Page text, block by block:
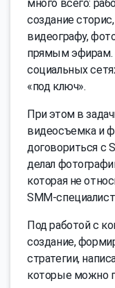
много всего:
создание
видеографу,
прямым эфирам.
социальных
«под ключ».
При этом в
видеосъемка и
договориться с
делал
которая не
SMM-
Под работой с
создание,
стратегии,
которые можно